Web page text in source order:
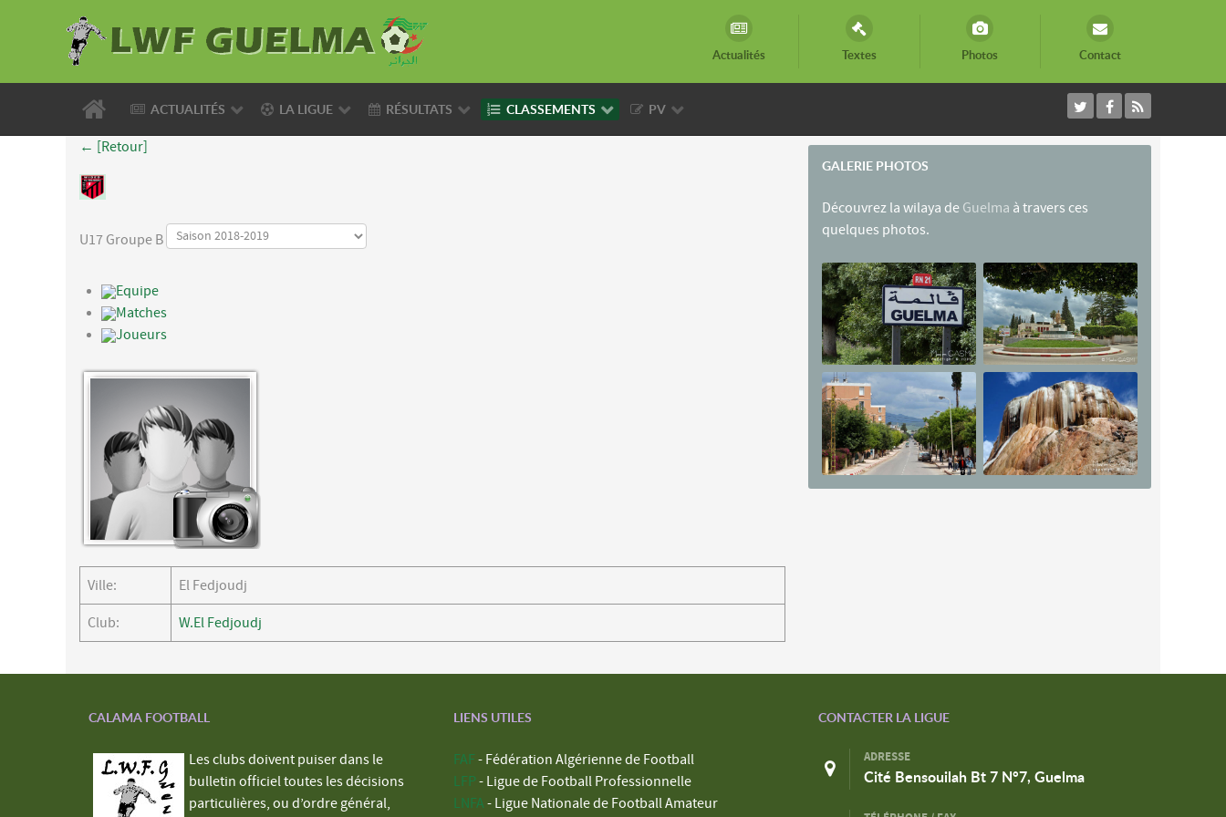
Actualités Textes Photos Contact
ACTUALITÉS LA LIGUE RÉSULTATS CLASSEMENTS PV
← [Retour]
U17 Groupe B
Equipe
Matches
Joueurs
Ville: El Fedjoudj
Club: W.El Fedjoudj
GALERIE PHOTOS
Découvrez la wilaya de Guelma à travers ces
quelques photos.
CALAMA FOOTBALL
Les clubs doivent puiser dans le
bulletin officiel toutes les décisions
particulières, ou d’ordre général,
LIENS UTILES
FAF - Fédération Algérienne de Football
LFP - Ligue de Football Professionnelle
LNFA - Ligue Nationale de Football Amateur
CONTACTER LA LIGUE
ADRESSE
Cité Bensouilah Bt 7 N°7, Guelma